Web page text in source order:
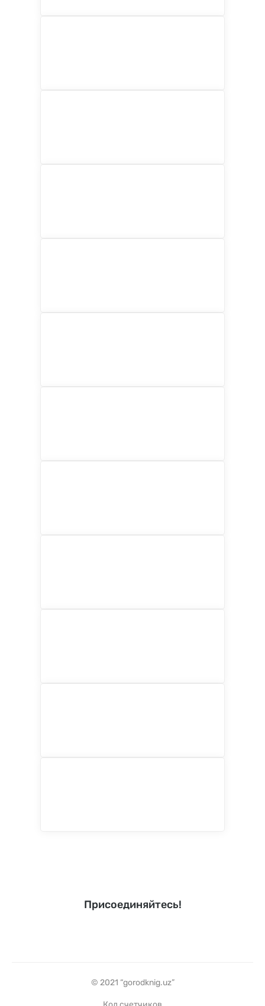
Присоединяйтесь!
© 2021 “gorodknig.uz”